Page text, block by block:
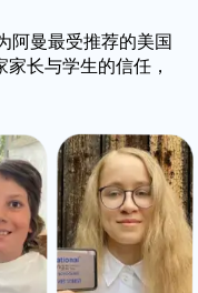
阿曼最受推荐的美国
长与学生的信任，